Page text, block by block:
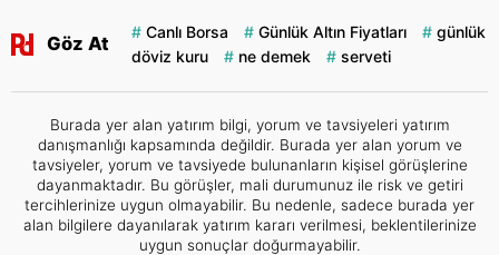
Göz At
Canlı Borsa Günlük Altın Fiyatları
günlük
döviz kuru
ne demek serveti
Burada yer alan yatırım bilgi, yorum ve tavsiyeleri yatırım
danışmanlığı kapsamında değildir. Burada yer alan yorum ve
tavsiyeler, yorum ve tavsiyede bulunanların kişisel görüşlerine
dayanmaktadır. Bu görüşler, mali durumunuz ile risk ve getiri
tercihlerinize uygun olmayabilir. Bu nedenle, sadece burada yer
alan bilgilere dayanılarak yatırım kararı verilmesi, beklentilerinize
uygun sonuçlar doğurmayabilir.